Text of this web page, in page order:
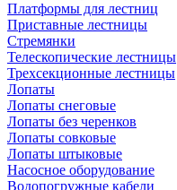
Платформы для лестниц
Приставные лестницы
Стремянки
Телескопические лестницы
Трехсекционные лестницы
Лопаты
Лопаты снеговые
Лопаты без черенков
Лопаты совковые
Лопаты штыковые
Насосное оборудование
Водопогружные кабели